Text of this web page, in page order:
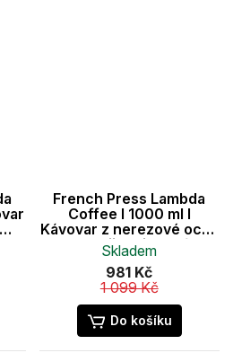
French Press Lambda
Coffee I 1000 ml I
Kávovar z nerezové oceli
a dvojitou izolací
Skladem
981 Kč
1 099 Kč
Do košíku